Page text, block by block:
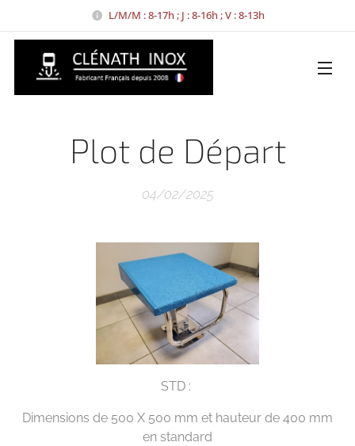
L/M/M : 8-17h ; J : 8-16h ; V : 8-13h
Plot de Départ
04/02/2025
STD :
Dimensions de 500 X 500 mm et hauteur de 400 mm
en standard